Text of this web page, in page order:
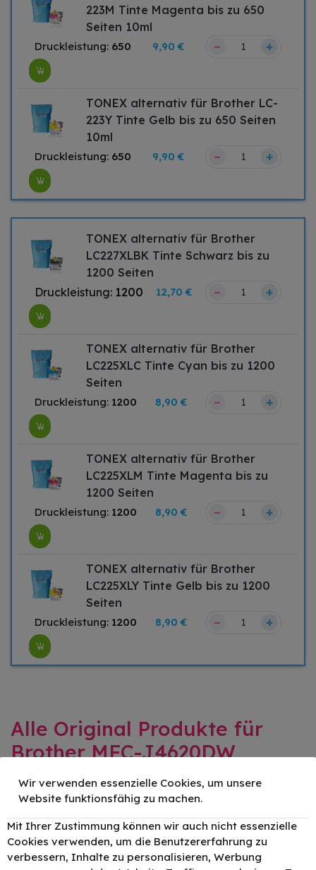
223M Tinte Magenta bis zu 650
Seiten 10ml
Druckleistung: 650 9,90 € – +
TONEX alternativ für Brother LC-
223Y Tinte Gelb bis zu 650 Seiten
10ml
Druckleistung: 650 9,90 € – +
TONEX alternativ für Brother
LC227XLBK Tinte Schwarz bis zu
1200 Seiten
Druckleistung: 1200 12,70 € – +
TONEX alternativ für Brother
LC225XLC Tinte Cyan bis zu 1200
Seiten
Druckleistung: 1200 8,90 € – +
TONEX alternativ für Brother
LC225XLM Tinte Magenta bis zu
1200 Seiten
Druckleistung: 1200 8,90 € – +
TONEX alternativ für Brother
LC225XLY Tinte Gelb bis zu 1200
Seiten
Druckleistung: 1200 8,90 € – +
Alle Original Produkte für
Brother MFC-J4620DW
Original Brother LC-223VALBPDR
Tinte Schwarz Cyan Magenta Gelb
bis zu 550 Seiten 4er-Pack
Druckleistung:550 80,20 € –
Wir verwenden essenzielle Cookies, um unsere
Website funktionsfähig zu machen.
Mit Ihrer Zustimmung können wir auch nicht essenzielle
Cookies verwenden, um die Benutzererfahrung zu
verbessern, Inhalte zu personalisieren, Werbung